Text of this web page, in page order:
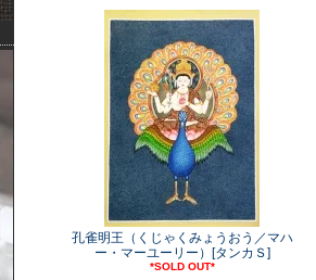
孔雀明王（くじゃくみょうおう／マハ
ー・マーユーリー）[タンカＳ]
*SOLD OUT*